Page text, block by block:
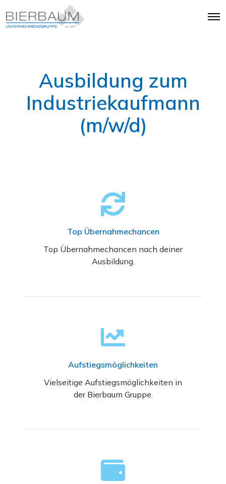
Ausbildung zum
Industriekaufmann
(m/w/d)
Top Übernahmechancen
Top Übernahmechancen nach deiner
Ausbildung.
Aufstiegsmöglichkeiten
Vielseitige Aufstiegsmöglichkeiten in
der Bierbaum Gruppe.